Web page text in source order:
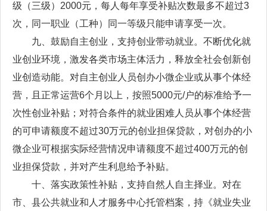
级（三级）2000元，每人每年享受补贴次数最多不超过3
次，同一职业（工种）同一等级只能申请享受一次。
九、鼓励自主创业，支持创业带动就业。不断优化就
业创业环境，激发各类市场主体活力，释放全社会创新创
业创造动能。对自主创业人员创办小微企业或从事个体经
营，且正常运营6个月以上，按照5000元/户的标准给予一
次性创业补贴；对符合条件的就业困难人员从事个体经营
的可申请额度不超过30万元的创业担保贷款，对创办的小
微企业可根据实际经营情况申请额度不超过400万元的创
业担保贷款，并对产生利息给予补贴。
十、落实政策性补贴，支持自然人自主择业。对在
市、县公共就业和人才服务中心托管档案，持《就业失业